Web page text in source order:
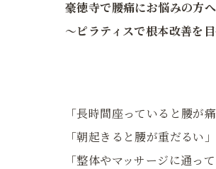
豪徳寺で腰痛にお悩みの方へ
〜ピラティスで根本改善を
「長時間座っていると腰が痛
「朝起きると腰が重だるい」
「整体やマッサージに通っ